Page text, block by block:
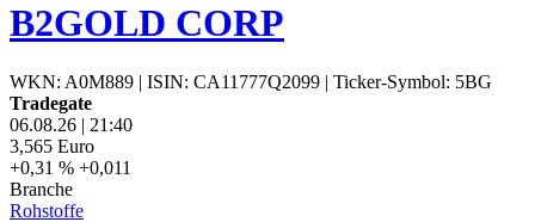
B2GOLD CORP
WKN: A0M889 | ISIN: CA11777Q2099 | Ticker-Symbol: 5BG
Tradegate
06.08.26 | 21:40
3,565 Euro
+0,31 % +0,011
Branche
Rohstoffe